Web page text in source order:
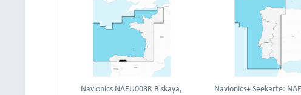
Navionics NAEU008R Biskaya,
Navionics+ Seekarte: